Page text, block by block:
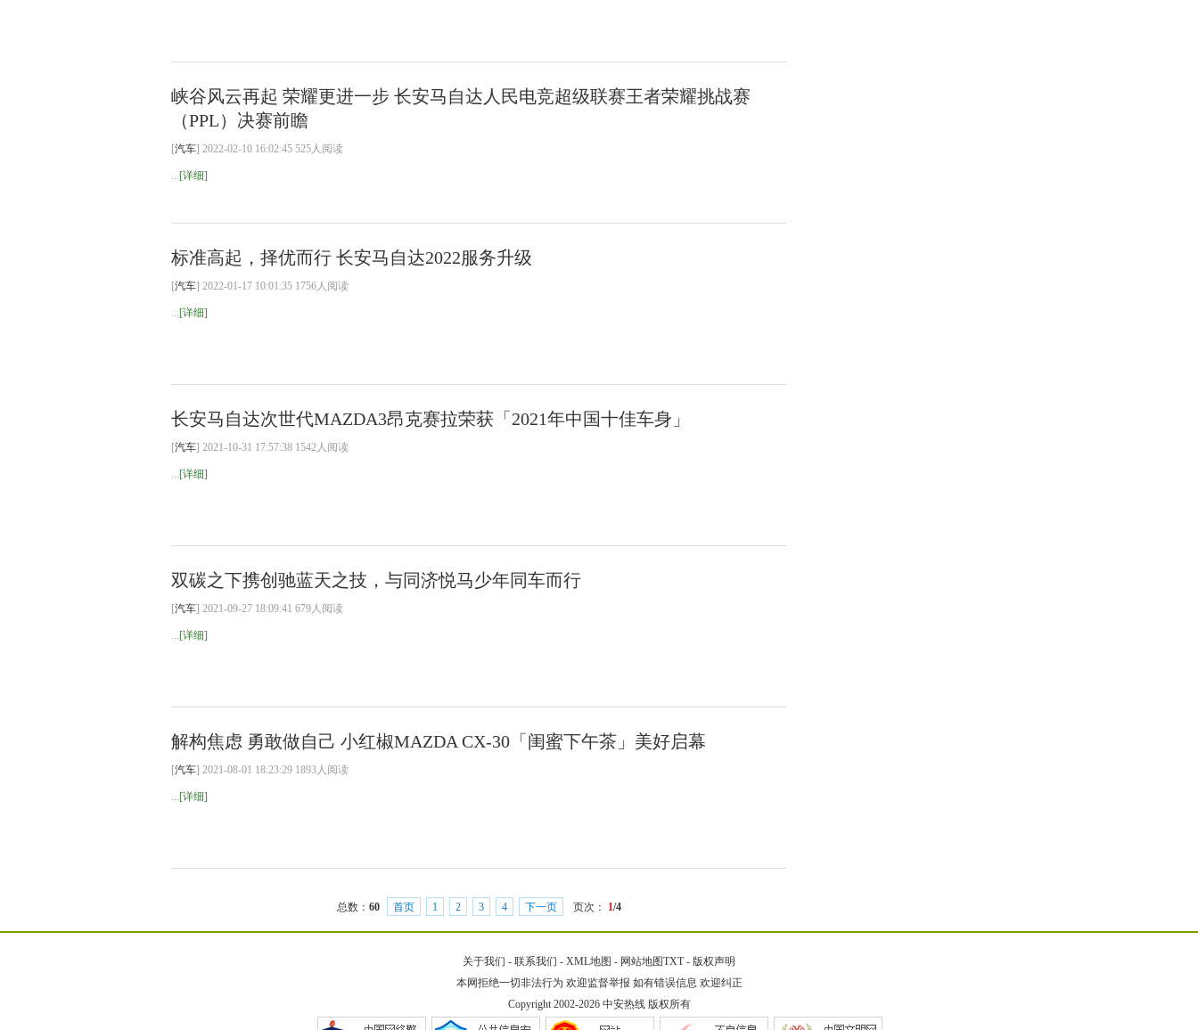
峡谷风云再起 荣耀更进一步 长安马自达人民电竞超级联赛王者荣耀挑战赛
（PPL）决赛前瞻
[汽车] 2022-02-10 16:02:45 525人阅读
...[详细]
标准高起，择优而行 长安马自达2022服务升级
[汽车] 2022-01-17 10:01:35 1756人阅读
...[详细]
长安马自达次世代MAZDA3昂克赛拉荣获「2021年中国十佳车身」
[汽车] 2021-10-31 17:57:38 1542人阅读
...[详细]
双碳之下携创驰蓝天之技，与同济悦马少年同车而行
[汽车] 2021-09-27 18:09:41 679人阅读
...[详细]
解构焦虑 勇敢做自己 小红椒MAZDA CX-30「闺蜜下午茶」美好启幕
[汽车] 2021-08-01 18:23:29 1893人阅读
...[详细]
总数： 60 首页 1 2 3 4 下一页 页次： 1/4
关于我们 - 联系我们 - XML地图 - 网站地图TXT- 版权声明
本网拒绝一切非法行为 欢迎监督举报 如有错误信息 欢迎纠正
Copyright 2002-2026 中安热线版权所有